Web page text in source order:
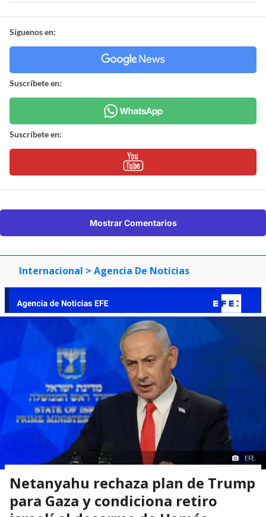
Síguenos en:
Suscríbete en:
Suscríbete en:
Mostrar Comentarios
Internacional > Agencia De Noticias
EFE.
Netanyahu rechaza plan de Trump
para Gaza y condiciona retiro